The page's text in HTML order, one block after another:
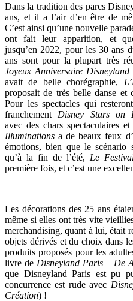
Dans la tradition des parcs
ans, et il a l’air d’en être de
C’est ainsi qu’une nouvelle
ont fait leur apparition, et
jusqu’en 2022, pour les 30 ans
ans sont pour la plupart très
Joyeux Anniversaire Disneyland
avait de belle chorégraphie,
proposait de très belle danse
Pour les spectacles qui
franchement Disney Stars on
avec des chars spectaculaires
Illuminations a de beaux feux
émotions, bien que le scénario
qu’à la fin de l’été, Le
première fois, et c’est une
Les décorations des 25 ans
même si elles ont très vite
merchandising, quant à lui, était
objets dérivés et du choix dans
produits proposés pour les
livre de Disneyland Paris – De
que Disneyland Paris est pu
concurrence est rude avec
Création) !